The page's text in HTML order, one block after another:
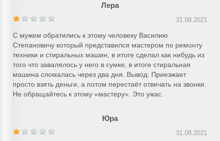
Лера
31.08.2021
С мужем обратились к этому человеку Василию
Степановичу который представился мастером по ремонту
техники и стиральных машин, в итоге сделал как нибудь из
того что завалялось у него в сумке, в итоге стиральная
машина сломалась через два дня. Вывод: Приезжает
просто взять деньги, а потом перестаёт отвечать на звонки.
Не обращайтесь к этому «мастеру». Это ужас.
Юра
31.08.2021